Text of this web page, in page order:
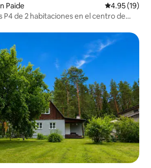
Paide Calificación
4.95 (19)
P4 de 2 habitaciones en el centro de